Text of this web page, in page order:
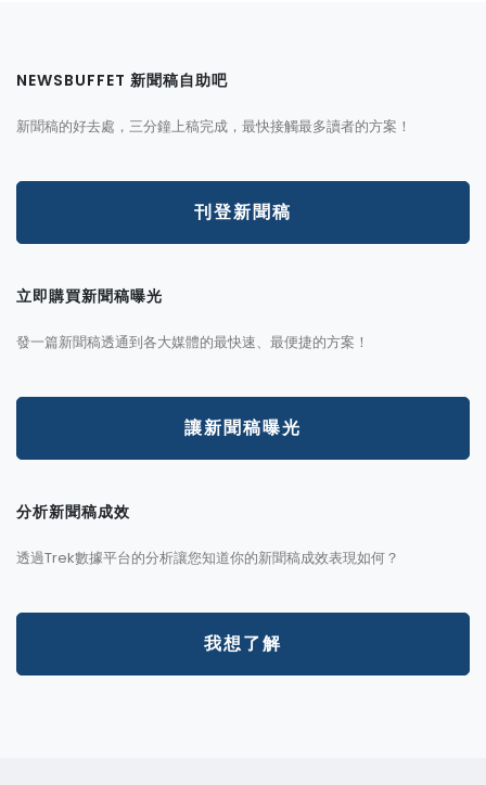
NEWSBUFFET 新聞稿自助吧
新聞稿的好去處，三分鐘上稿完成，最快接觸最多讀者的方案！
刊登新聞稿
立即購買新聞稿曝光
發一篇新聞稿透通到各大媒體的最快速、最便捷的方案！
讓新聞稿曝光
分析新聞稿成效
透過Trek數據平台的分析讓您知道你的新聞稿成效表現如何？
我想了解